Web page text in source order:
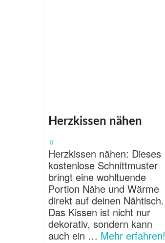
Herzkissen nähen
Herzkissen nähen: Dieses
kostenlose Schnittmuster
bringt eine wohltuende
Portion Nähe und Wärme
direkt auf deinen Nähtisch.
Das Kissen ist nicht nur
dekorativ, sondern kann
auch ein … Mehr erfahren!